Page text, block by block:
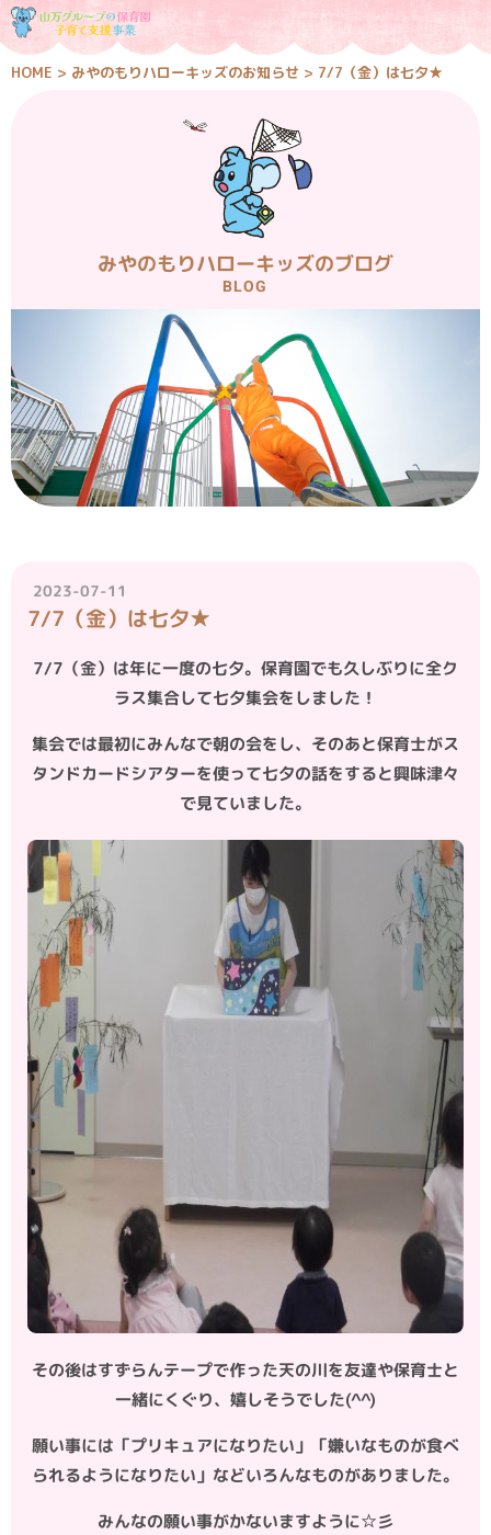
HOME > みやのもりハローキッズのお知らせ > 7/7（金）は七夕★
みやのもりハローキッズのブログ
BLOG
2023-07-11
7/7（金）は七夕★
7/7（金）は年に一度の七夕。保育園でも久しぶりに全ク
ラス集合して七夕集会をしました！
集会では最初にみんなで朝の会をし、そのあと保育士がス
タンドカードシアターを使って七夕の話をすると興味津々
で見ていました。
その後はすずらんテープで作った天の川を友達や保育士と
一緒にくぐり、嬉しそうでした(^^)
願い事には「プリキュアになりたい」「嫌いなものが食べ
られるようになりたい」などいろんなものがありました。
みんなの願い事がかないますように☆彡